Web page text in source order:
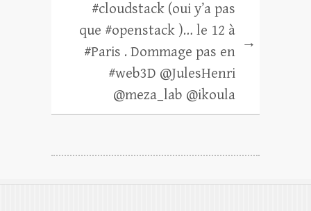
#cloudstack (oui y’a pas
que #openstack )… le 12 à
#Paris . Dommage pas en
#web3D @JulesHenri
@meza_lab @ikoula
→